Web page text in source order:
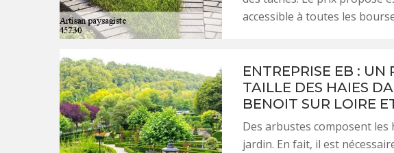
accessible à toutes les
ENTREPRISE EB : UN
TAILLE DES HAIES
BENOIT SUR LOIRE
Des arbustes composent
jardin. En fait, il est